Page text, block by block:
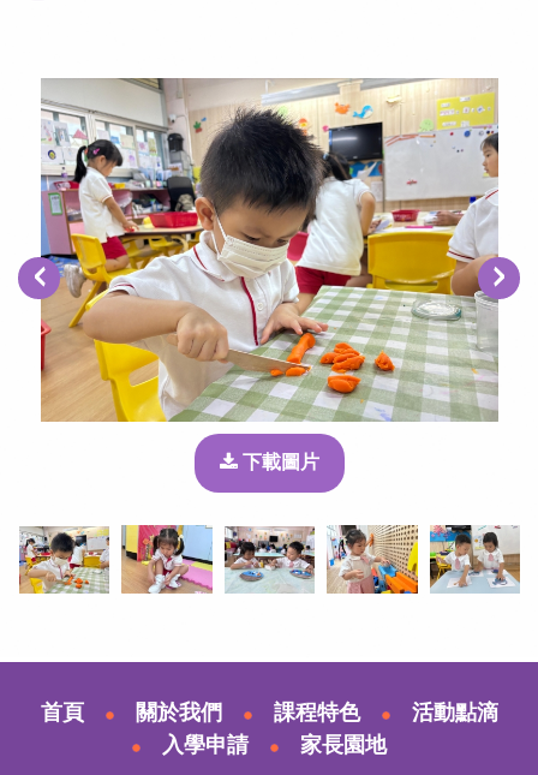
下載圖片
‹ ›
首頁 關於我們 課程特色
活動點滴
入學申請
家長園地